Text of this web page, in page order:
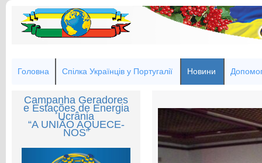
Головна Спілка Українців у Португалії Новини
Campanha Geradores
e Estações de Energia
Ucrânia
“A UNIÃO AQUECE-
NOS”